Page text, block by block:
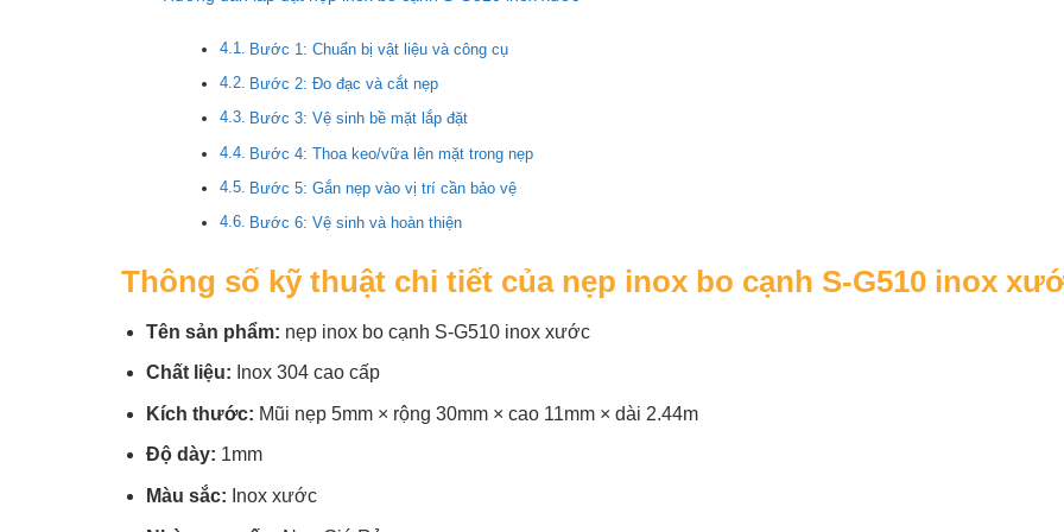
Bước 1: Chuẩn bị vật liệu và công cụ
Bước 2: Đo đạc và cắt nẹp
Bước 3: Vệ sinh bề mặt lắp đặt
Bước 4: Thoa keo/vữa lên mặt trong nẹp
Bước 5: Gắn nẹp vào vị trí cần bảo vệ
Bước 6: Vệ sinh và hoàn thiện
Thông số kỹ thuật chi tiết của nẹp inox bo cạnh S-G510 inox
Tên sản phẩm: nẹp inox bo cạnh S-G510 inox xước
Chất liệu: Inox 304 cao cấp
Kích thước: Mũi nẹp 5mm × rộng 30mm × cao 11mm × dài 2.44m
Độ dày: 1mm
Màu sắc: Inox xước